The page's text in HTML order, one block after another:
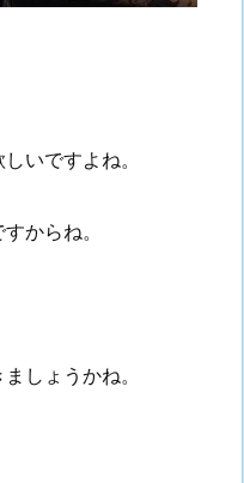
いですよね。
からね。
しょうかね。